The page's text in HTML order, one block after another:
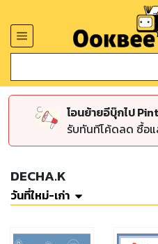
โอนย้ายอีบุ๊กไป
รับทันทีโค้ดลด ซื้อแ
DECHA.K
วันที่ใหม่-เก่า